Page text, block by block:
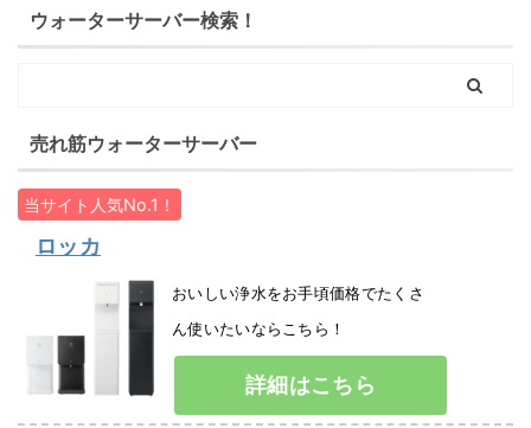
ウォーターサーバー検索！
売れ筋ウォーターサーバー
当サイト人気No.1！
ロッカ
おいしい浄水をお手頃価格でたくさ
ん使いたいならこちら！
詳細はこちら